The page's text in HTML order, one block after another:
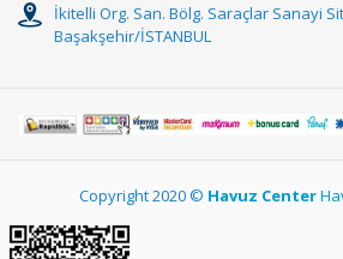
İkitelli Org. San. Bölg. Saraçlar Sanayi
Başakşehir/İSTANBUL
Copyright 2020 © Havuz Center